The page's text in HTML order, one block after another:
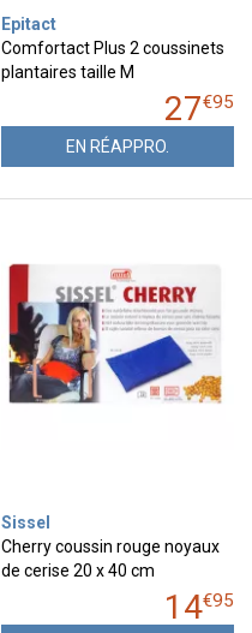
Epitact
Comfortact Plus 2 coussinets
plantaires taille M
27€95
EN RÉAPPRO.
Sissel
Cherry coussin rouge noyaux
de cerise 20 x 40 cm
14€95